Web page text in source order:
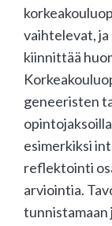
vaihtelevat,
kiinnittää
geneeristen
esimerkiksi
reflektointi
arviointia.
tunnistamaan